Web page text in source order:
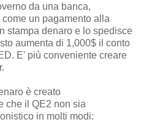
da una banca,
un pagamento alla
stampa denaro e lo spedisce
aumenta di 1,000$ il conto
E' più conveniente creare
è creato
che il QE2 non sia
in molti modi: